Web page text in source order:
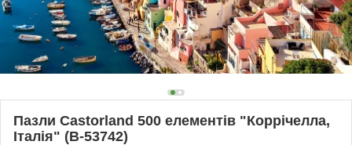
Пазли Castorland 500 елементів "Коррічелла,
Італія" (B-53742)